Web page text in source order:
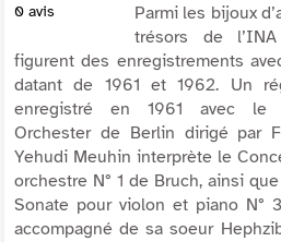
0 avis
Parmi les bijoux
trésors de
figurent des enregistrements
datant de 1961 et 1962. Un
enregistré en 1961 avec le
Orchester de Berlin dirigé par
Yehudi Meuhin interprète le
orchestre N° 1 de Bruch, ainsi
Sonate pour violon et piano N°
accompagné de sa soeur